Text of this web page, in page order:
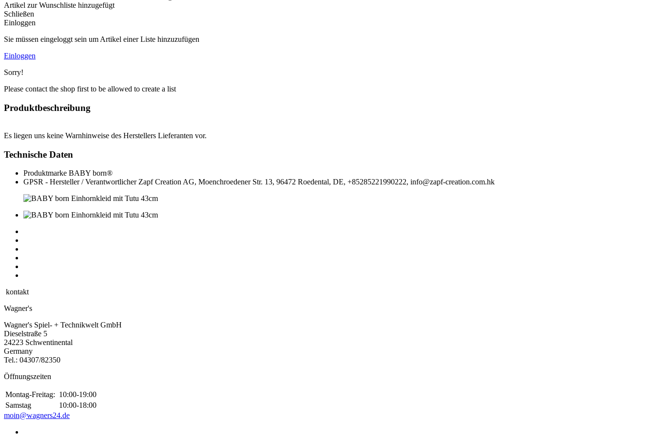
Artikel zur Wunschliste hinzugefügt
Schließen
Einloggen
Sie müssen eingeloggt sein um Artikel einer Liste hinzuzufügen
Einloggen
Sorry!
Please contact the shop first to be allowed to create a list
Produktbeschreibung
Es liegen uns keine Warnhinweise des Herstellers Lieferanten vor.
Technische Daten
Produktmarke BABY born®
GPSR - Hersteller / Verantwortlicher Zapf Creation AG, Moenchroedener Str. 13, 96472 Roedental, DE, +85285221990222, info@zapf-creation.com.hk
kontakt
Wagner's
Wagner's Spiel- + Technikwelt GmbH
Dieselstraße 5
24223 Schwentinental
Germany
Tel.: 04307/82350
Öffnungszeiten
Montag-Freitag: 10:00-19:00
Samstag
10:00-18:00
moin@wagners24.de